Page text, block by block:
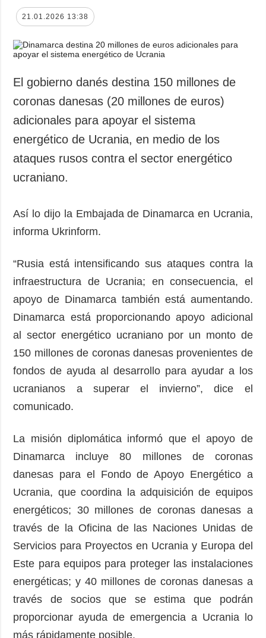
21.01.2026 13:38
El gobierno danés destina 150 millones de
coronas danesas (20 millones de euros)
adicionales para apoyar el sistema
energético de Ucrania, en medio de los
ataques rusos contra el sector energético
ucraniano.
Así lo dijo la Embajada de Dinamarca en Ucrania,
informa Ukrinform.
“Rusia está intensificando sus ataques contra la
infraestructura de Ucrania; en consecuencia, el
apoyo de Dinamarca también está aumentando.
Dinamarca está proporcionando apoyo adicional
al sector energético ucraniano por un monto de
150 millones de coronas danesas provenientes de
fondos de ayuda al desarrollo para ayudar a los
ucranianos a superar el invierno”, dice el
comunicado.
La misión diplomática informó que el apoyo de
Dinamarca incluye 80 millones de coronas
danesas para el Fondo de Apoyo Energético a
Ucrania, que coordina la adquisición de equipos
energéticos; 30 millones de coronas danesas a
través de la Oficina de las Naciones Unidas de
Servicios para Proyectos en Ucrania y Europa del
Este para equipos para proteger las instalaciones
energéticas; y 40 millones de coronas danesas a
través de socios que se estima que podrán
proporcionar ayuda de emergencia a Ucrania lo
más rápidamente posible.